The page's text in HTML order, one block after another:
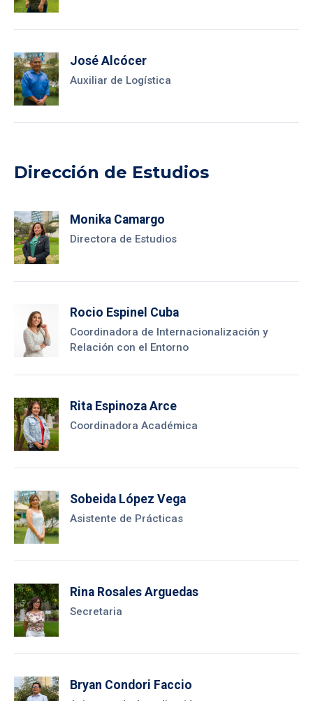
José Alcócer
Auxiliar de Logística
Dirección de Estudios
Monika Camargo
Directora de Estudios
Rocio Espinel Cuba
Coordinadora de Internacionalización y
Relación con el Entorno
Rita Espinoza Arce
Coordinadora Académica
Sobeida López Vega
Asistente de Prácticas
Rina Rosales Arguedas
Secretaria
Bryan Condori Faccio